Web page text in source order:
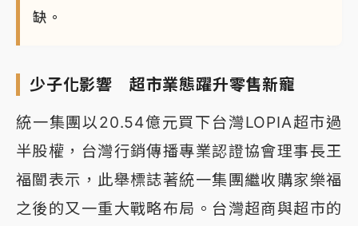
缺。
少子化影響 超市業態躍升零售新寵
統一集團以20.54億元買下台灣LOPIA超市過
半股權，台灣行銷傳播專業認證協會理事長王
福闓表示，此舉標誌著統一集團繼收購家樂福
之後的又一重大戰略布局。台灣超商與超市的